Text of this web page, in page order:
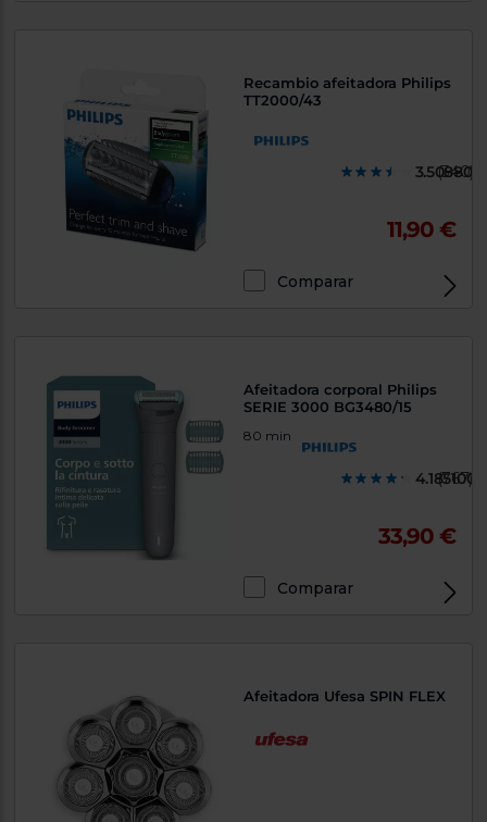
Recambio afeitadora Philips
TT2000/43
(340)
11,90 €
Comparar
Afeitadora corporal Philips
SERIE 3000 BG3480/15
80 min
4.1851000
(767)
33,90 €
Comparar
Afeitadora Ufesa SPIN FLEX